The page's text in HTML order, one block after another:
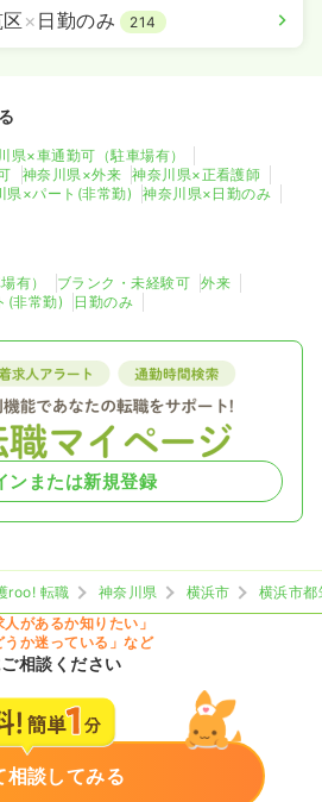
× 日勤のみ 214
県×車通勤可（駐車場有）
神奈川県×外来
神奈川県×正看護師
県×パート(非常勤) 神奈川県×日勤のみ
有） ブランク・未経験可
外来
(非常勤) 日勤のみ
ンまたは新規登録
roo! 転職 神奈川県 横浜市
横浜市都
人があるか知りたい」
うか迷っている」など
相談ください
相談してみる